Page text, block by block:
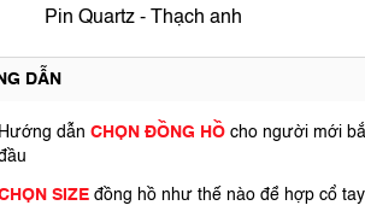
Pin Quartz - Thạch anh
DẪN
dẫn CHỌN ĐỒNG HỒ cho người mới
SIZE đồng hồ như thế nào để hợp cổ tay